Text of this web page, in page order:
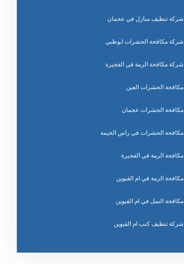
شركة تنظيف منازل في عجمان
شركة مكافحة الحشرات ابوظبي
شركة مكافحة الرمة في الفجيرة
مكافحة الحشرات العين
مكافحة الحشرات عجمان
مكافحة الحشرات في راس الخيمة
مكافحة الرمة في الفجيرة
مكافحة الرمة في ام القيوين
مكافحة النمل في ام القيوين